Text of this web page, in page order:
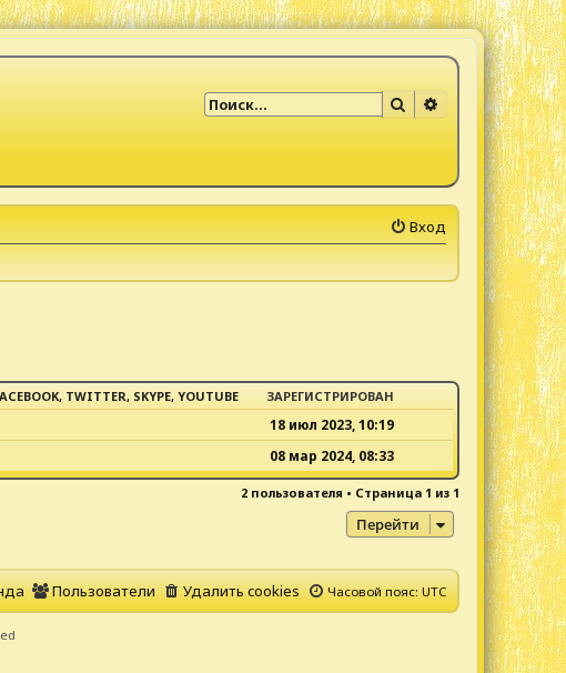
Поиск Расширенный
Вход
TWITTER, SKYPE, YOUTUBE ЗАРЕГИСТРИРОВАН
18 июл 2023, 10:19
08 мар 2024, 08:33
2 пользователя • Страница 1 из 1
Перейти
Часовой пояс:UTC
Удалить cookies
Пользователи